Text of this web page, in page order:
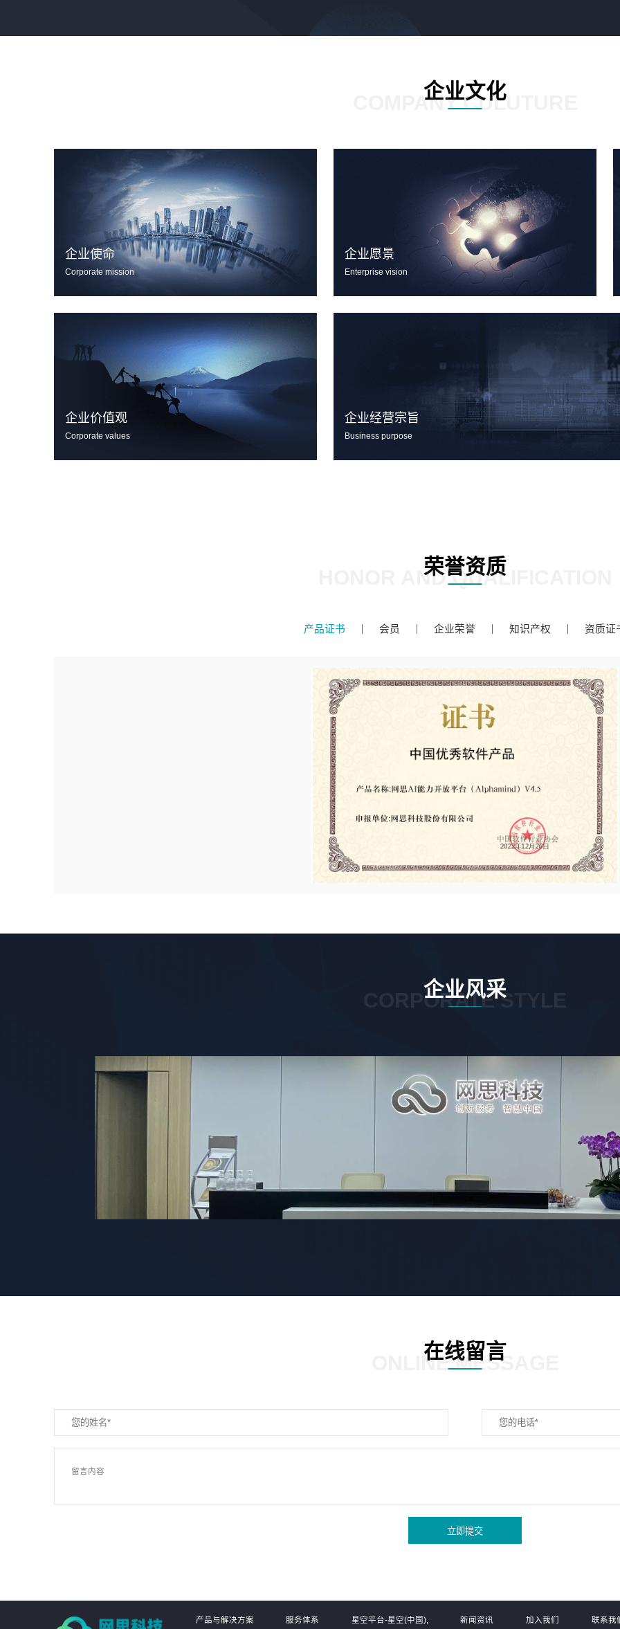
企业文化
COMPANY CULUTURE
企业使命
Corporate mission
企业愿景
Enterprise vision
企业价值观
Corporate values
企业经营宗旨
Business purpose
荣誉资质
HONOR AND QUALIFICATION
产品证书 会员 企业荣誉 知识产权 资质证
企业风采
CORPORATE STYLE
在线留言
ONLINE MESSAGE
立即提交
产品与解决方案 服务体系 星空平台-星空(中国), 新闻资讯 加入我们 联系我